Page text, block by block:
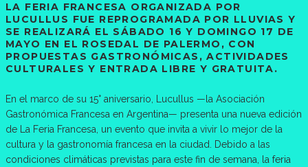
LA FERIA FRANCESA ORGANIZADA POR
LUCULLUS FUE REPROGRAMADA POR LLUVIAS Y
SE REALIZARÁ EL SÁBADO 16 Y DOMINGO 17 DE
MAYO EN EL ROSEDAL DE PALERMO, CON
PROPUESTAS GASTRONÓMICAS, ACTIVIDADES
CULTURALES Y ENTRADA LIBRE Y GRATUITA.
En el marco de su 15° aniversario, Lucullus —la Asociación
Gastronómica Francesa en Argentina— presenta una nueva edición
de La Feria Francesa, un evento que invita a vivir lo mejor de la
cultura y la gastronomía francesa en la ciudad. Debido a las
condiciones climáticas previstas para este fin de semana, la feria